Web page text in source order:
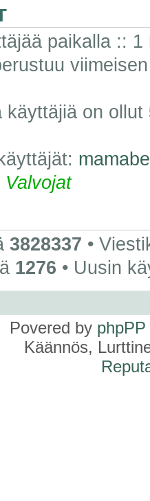
paikalla ::
käyttäjiä on ollut
Valvojat
3828337 •
1276 • Uusin
Povered by phpPP
Käännös,